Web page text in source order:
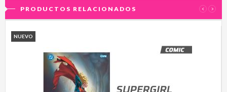
PRODUCTOS RELACIONADOS ‹ ›
NUEVO